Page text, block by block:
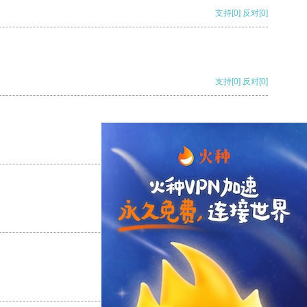
支持[0] 反对[0]
支持[0] 反对[0]
支持
支持[0] 反对[0]
支持[0] 反对[0]